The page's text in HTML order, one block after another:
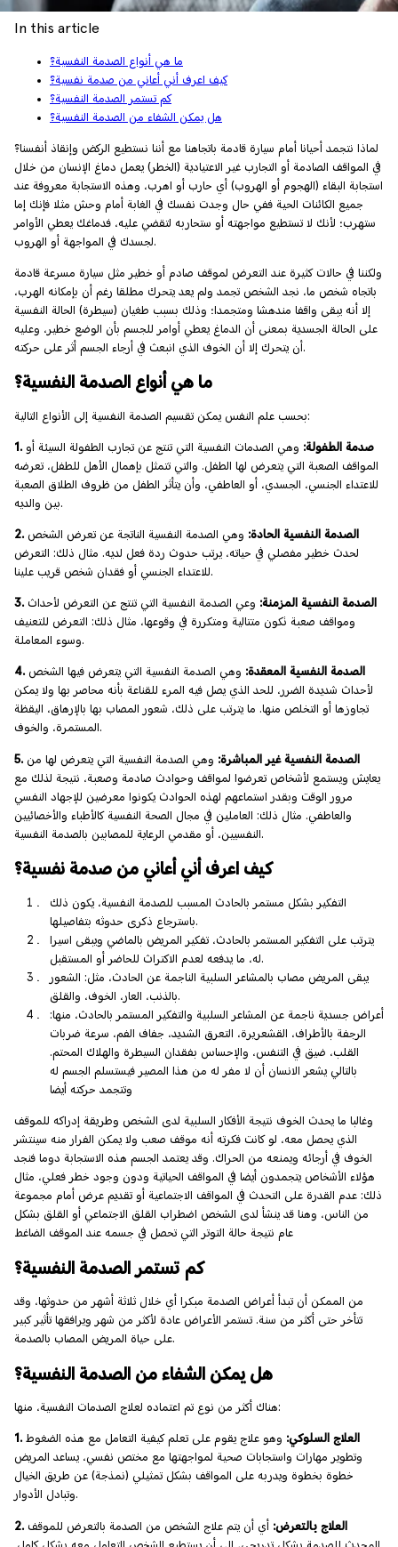
In this article
ما هي أنواع الصدمة النفسية؟
كيف اعرف أني أعاني من صدمة نفسية؟
كم تستمر الصدمة النفسية؟
هل يمكن الشفاء من الصدمة النفسية؟
لماذا نتجمد أحيانا أمام سيارة قادمة باتجاهنا مع أننا نستطيع الركض وإنقاذ أنفسنا؟
في المواقف الصادمة أو التجارب غير الاعتيادية (الخطر) يعمل دماغ الإنسان من خلال
استجابة البقاء (الهجوم أو الهروب) أي حارب أو اهرب، وهذه الاستجابة معروفة عند
جميع الكائنات الحية ففي حال وجدت نفسك في الغابة أمام وحش مثلا فإنك إما
ستهرب؛ لأنك لا تستطيع مواجهته أو ستحاربه لتقضي عليه، فدماغك يعطي الأوامر
لجسدك في المواجهة أو الهروب.
ولكننا في حالات كثيرة عند التعرض لموقف صادم أو خطير مثل سيارة مسرعة قادمة
باتجاه شخص ما، نجد الشخص تجمد ولم يعد يتحرك مطلقا رغم أن بإمكانه الهرب،
إلا أنه يبقى واقفا مندهشا ومتجمدا؛ وذلك بسبب طغيان (سيطرة) الحالة النفسية
على الحالة الجسدية بمعنى أن الدماغ يعطي أوامر للجسم بأن الوضع خطير، وعليه
أن يتحرك إلا أن الخوف الذي انبعث في أرجاء الجسم أثر على حركته.
ما هي أنواع الصدمة النفسية؟
بحسب علم النفس يمكن تقسيم الصدمة النفسية إلى الأنواع التالية:
1. صدمة الطفولة: وهي الصدمات النفسية التي تنتج عن تجارب الطفولة السيئة أو
المواقف الصعبة التي يتعرض لها الطفل. والتي تتمثل بإهمال الأهل للطفل، تعرضه
للاعتداء الجنسي، الجسدي، أو العاطفي، وأن يتأثر الطفل من ظروف الطلاق الصعبة
بين والديه.
2. الصدمة النفسية الحادة: وهي الصدمة النفسية الناتجة عن تعرض الشخص
لحدث خطير مفصلي في حياته، يرتب حدوث ردة فعل لديه. مثال ذلك: التعرض
للاعتداء الجنسي أو فقدان شخص قريب علينا.
3. الصدمة النفسية المزمنة: وعي الصدمة النفسية التي تنتج عن التعرض لأحداث
ومواقف صعبة تكون متتالية ومتكررة في وقوعها، مثال ذلك: التعرض للتعنيف
وسوء المعاملة.
4. الصدمة النفسية المعقدة: وهي الصدمة النفسية التي يتعرض فيها الشخص
لأحداث شديدة الضرر، للحد الذي يصل فيه المرء للقناعة بأنه محاصر بها ولا يمكن
تجاوزها أو التخلص منها. ما يترتب على ذلك، شعور المصاب بها بالإرهاق، اليقظة
المستمرة، والخوف.
5. الصدمة النفسية غير المباشرة: وهي الصدمة النفسية التي يتعرض لها من
يعايش ويستمع لأشخاص تعرضوا لمواقف وحوادث صادمة وصعبة، نتيجة لذلك مع
مرور الوقت وبقدر استماعهم لهذه الحوادث يكونوا معرضين للإجهاد النفسي
والعاطفي. مثال ذلك: العاملين في مجال الصحة النفسية كالأطباء والأخصائيين
النفسيين، أو مقدمي الرعاية للمصابين بالصدمة النفسية.
كيف اعرف أني أعاني من صدمة نفسية؟
التفكير بشكل مستمر بالحادث المسبب للصدمة النفسية، يكون ذلك
باسترجاع ذكرى حدوثه بتفاصيلها.
يترتب على التفكير المستمر بالحادث، تفكير المريض بالماضي ويبقى اسيرا
له، ما يدفعه لعدم الاكتراث للحاضر أو المستقبل.
يبقى المريض مصاب بالمشاعر السلبية الناجمة عن الحادث، مثل: الشعور
بالذنب، العار، الخوف، والقلق.
أعراض جسدية ناجمة عن المشاعر السلبية والتفكير المستمر بالحادث، منها:
الرجفة بالأطراف، القشعريرة، التعرق الشديد، جفاف الفم، سرعة ضربات
القلب، ضيق في التنفس، والإحساس بفقدان السيطرة والهلاك المحتم.
بالتالي يشعر الانسان أن لا مفر له من هذا المصير فيستسلم الجسم له
وغالبا ما يحدث الخوف نتيجة الأفكار السلبية لدى الشخص وطريقة إدراكه للموقف
الذي يحصل معه، لو كانت فكرته أنه موقف صعب ولا يمكن الفرار منه سينتشر
الخوف في أرجائه ويمنعه من الحراك. وقد يعتمد الجسم هذه الاستجابة دوما فنجد
هؤلاء الأشخاص يتجمدون أيضا في المواقف الحياتية ودون وجود خطر فعلي، مثال
ذلك: عدم القدرة على التحدث في المواقف الاجتماعية أو تقديم عرض أمام مجموعة
من الناس، وهنا قد ينشأ لدى الشخص اضطراب القلق الاجتماعي أو القلق بشكل
كم تستمر الصدمة النفسية؟
من الممكن أن تبدأ أعراض الصدمة مبكرا أي خلال ثلاثة أشهر من حدوثها، وقد
تتأخر حتى أكثر من سنة. تستمر الأعراض عادة لأكثر من شهر ويرافقها تأثير كبير
على حياة المريض المصاب بالصدمة.
هل يمكن الشفاء من الصدمة النفسية؟
هناك أكثر من نوع تم اعتماده لعلاج الصدمات النفسية، منها:
1. العلاج السلوكي: وهو علاج يقوم على تعلم كيفية التعامل مع هذه الضغوط
وتطوير مهارات واستجابات صحية لمواجهتها مع مختص نفسي، يساعد المريض
خطوة بخطوة ويدربه على المواقف بشكل تمثيلي (نمذجة) عن طريق الخيال
وتبادل الأدوار.
2. العلاج بالتعرض: أي أن يتم علاج الشخص من الصدمة بالتعرض للموقف